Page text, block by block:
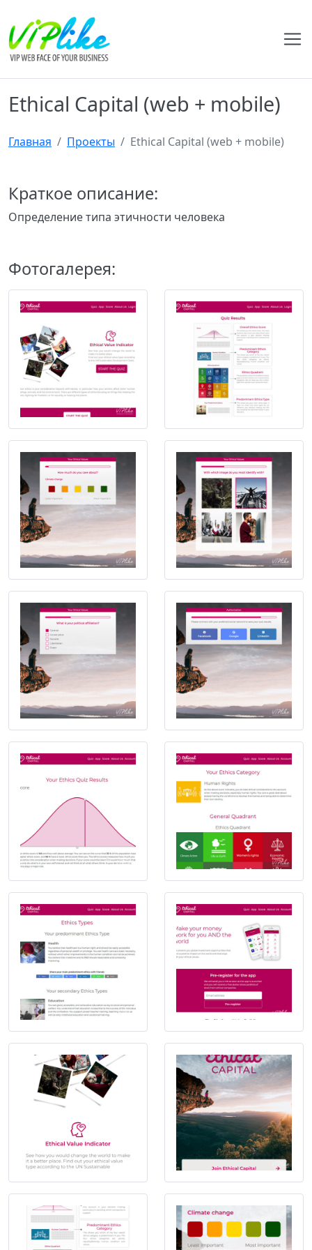
Ethical Capital (web + mobile)
Главная Проекты Ethical Capital (web + mobile)
Краткое описание:
Определение типа этичности человека
Фотогалерея: